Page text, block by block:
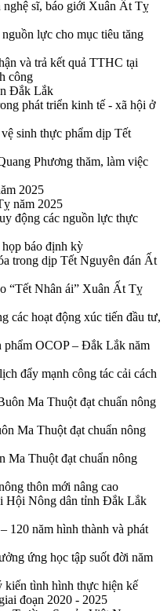
nghệ sĩ, báo giới Xuân Ất Tỵ
lực cho mục tiêu tăng
và trả kết quả TTHC tại
công
Đắk Lắk
phát triển kinh tế - xã hội ở
sinh thực phẩm dịp Tết
Phương thăm, làm việc
2025
năm 2025
động các nguồn lực thực
báo định kỳ
trong dịp Tết Nguyên đán Ất
“Tết Nhân ái” Xuân Ất Tỵ
các hoạt động xúc tiến đầu tư,
OCOP – Đắk Lắk năm
đẩy mạnh công tác cải cách
Ma Thuột đạt chuẩn nông
Ma Thuột đạt chuẩn nông
Ma Thuột đạt chuẩn nông
thôn mới nâng cao
Hội Nông dân tỉnh Đắk Lắk
120 năm hình thành và phát
ứng học tập suốt đời năm
tình hình thực hiện kế
đoạn 2020 - 2025